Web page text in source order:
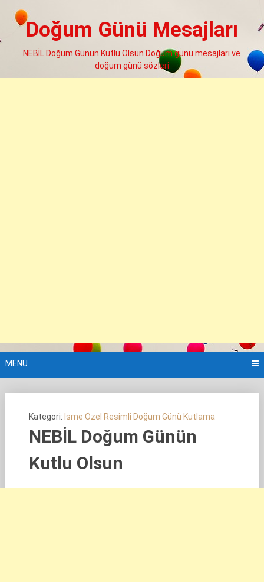
Doğum Günü Mesajları
NEBİL Doğum Günün Kutlu Olsun Doğum günü mesajları ve
doğum günü sözleri
MENU
Kategori: İsme Özel Resimli Doğum Günü Kutlama
NEBİL Doğum Günün
Kutlu Olsun